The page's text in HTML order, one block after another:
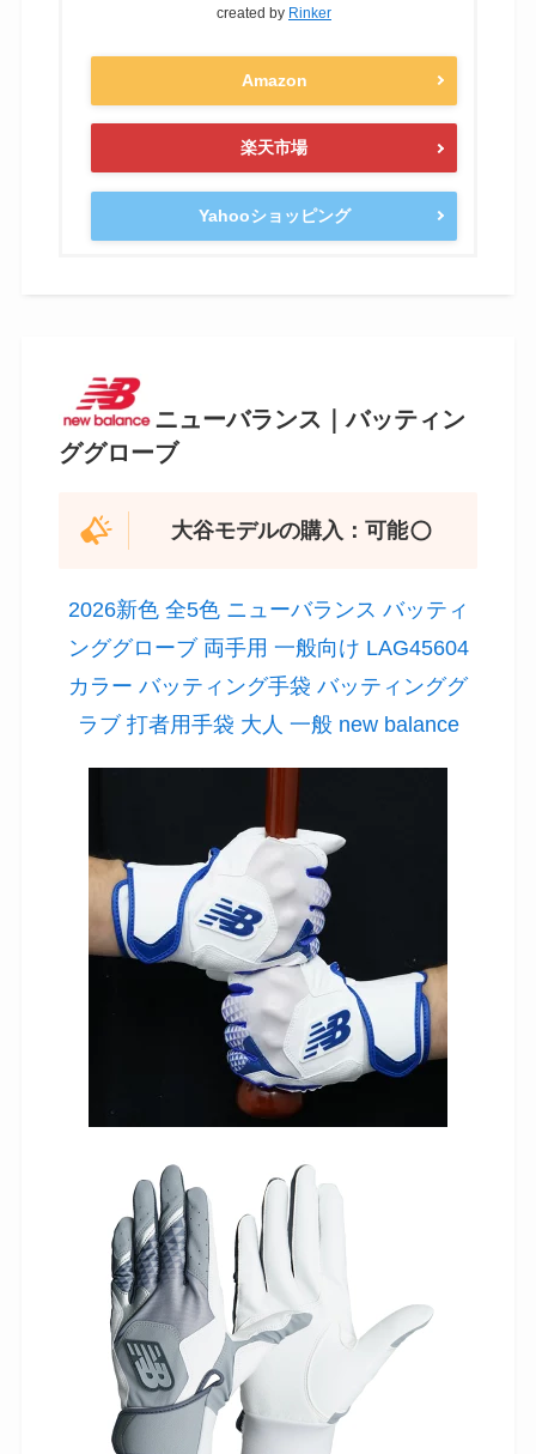
created by Rinker
Amazon
楽天市場
Yahooショッピング
ニューバランス｜バッティン
ググローブ
大谷モデルの購入：可能
2026新色 全5色 ニューバランス バッティ
ンググローブ 両手用 一般向け LAG45604
カラー バッティング手袋 バッティンググ
ラブ 打者用手袋 大人 一般 new balance